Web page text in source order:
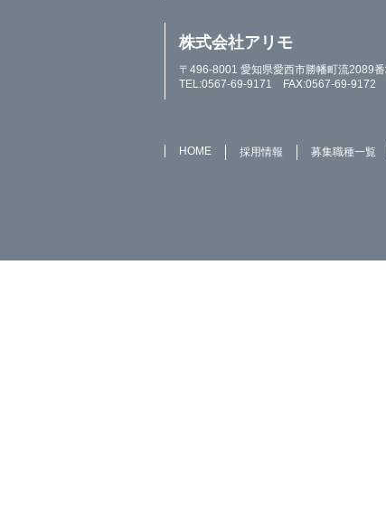
株式会社アリモ
〒496-8001 愛知県愛西市勝幡町流2089
TEL:0567-69-9171 FAX:0567-69-9172
HOME 採用情報 募集職種一覧